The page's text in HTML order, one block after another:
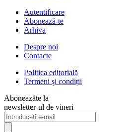
Autentificare
Abonează-te
Arhiva
Despre noi
Contacte
Politica editorială
Termeni și condiții
Aboneazăte la
newsletter-ul de vineri